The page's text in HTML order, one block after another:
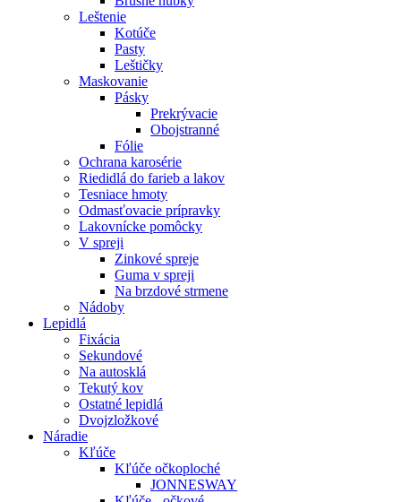
Leštenie
Kotúče
Pasty
Leštičky
Maskovanie
Pásky
Prekrývacie
Obojstranné
Fólie
Ochrana karosérie
Riedidlá do farieb a lakov
Tesniace hmoty
Odmasťovacie prípravky
Lakovnícke pomôcky
V spreji
Zinkové spreje
Guma v spreji
Na brzdové strmene
Nádoby
Lepidlá
Fixácia
Sekundové
Na autosklá
Tekutý kov
Ostatné lepidlá
Dvojzložkové
Náradie
Kľúče
Kľúče očkoploché
JONNESWAY